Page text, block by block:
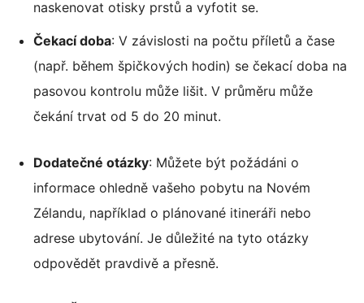
naskenovat otisky prstů a vyfotit se.
Čekací doba: V závislosti na počtu příletů a čase
(např. během špičkových hodin) se čekací doba na
pasovou kontrolu může lišit. V průměru může
čekání trvat od 5 do 20 minut.
Dodatečné otázky: Můžete být požádáni o
informace ohledně vašeho pobytu na Novém
Zélandu, například o plánované itineráři nebo
adrese ubytování. Je důležité na tyto otázky
odpovědět pravdivě a přesně.